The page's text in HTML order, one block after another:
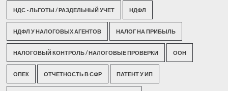
НДС - ЛЬГОТЫ / РАЗДЕЛЬНЫЙ УЧЕТ НДФЛ
НДФЛ У НАЛОГОВЫХ АГЕНТОВ НАЛОГ НА ПРИБЫЛЬ
НАЛОГОВЫЙ КОНТРОЛЬ / НАЛОГОВЫЕ ПРОВЕРКИ ООН
ОПЕК ОТЧЕТНОСТЬ В СФР ПАТЕНТ У ИП